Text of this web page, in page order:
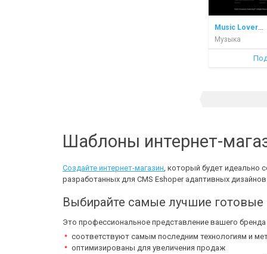
Music Lovers Store
Музыка
Шаблоны интернет-
Создайте интернет-магазин, который будет идеально
разработанных для CMS Eshoper адаптивных дизайнов
Выбирайте самые лучшие
Это профессиональное представление вашего
соответствуют самым последним технологиям и
оптимизированы для увеличения продаж